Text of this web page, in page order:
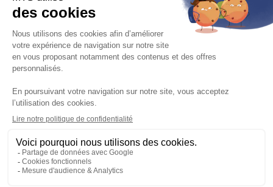
Français
Mentions légales, politique de confidentialité, gestion des cookies
Conditions générales de vente
Nous rejoindre
Données techniques produits
Service après-vente